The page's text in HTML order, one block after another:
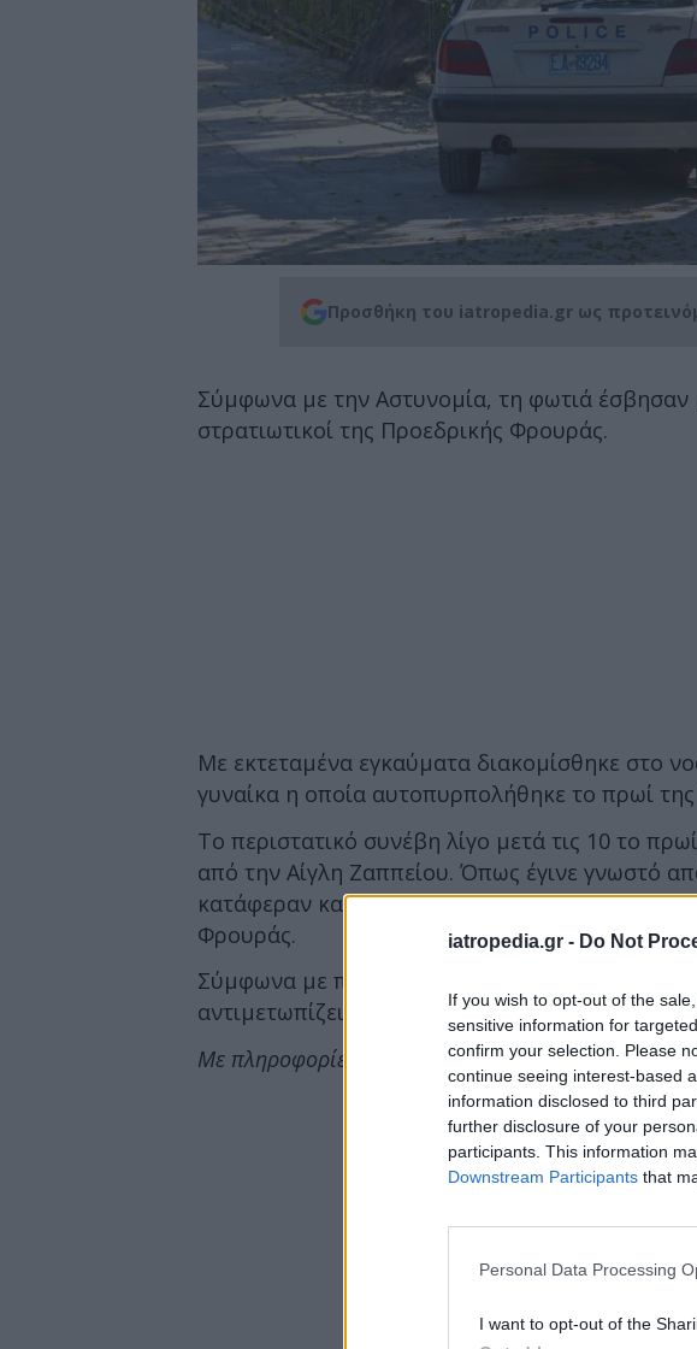
iatropedia.gr - Do Not
If you wish to opt-out of the
sensitive information for
confirm your selection. Please
continue seeing interest-based
information disclosed to third
further disclosure of your
participants. This information
Downstream Participants that
Personal Data Processing
I want to opt-out of the
Προσθήκη του iatropedia.gr ως
Σύμφωνα με την Αστυνομία, τη φωτιά έσβησαν
στρατιωτικοί της Προεδρικής Φρουράς.
Με εκτεταμένα εγκαύματα διακομίσθηκε στο
γυναίκα η οποία αυτοπυρπολήθηκε το πρωί της
Το περιστατικό συνέβη λίγο μετά τις 10 το
από την Αίγλη Ζαππείου. Όπως έγινε γνωστό
κατάφεραν και έσβησαν με πυροσβεστήρες
Φρουράς.
Σύμφωνα με πληροφορίες η γυναίκα είναι
αντιμετωπίζει ψυχολογικά προβλήματα.
Με πληροφορίες από newsit.gr, ΑΠΕ-ΜΠΕ /